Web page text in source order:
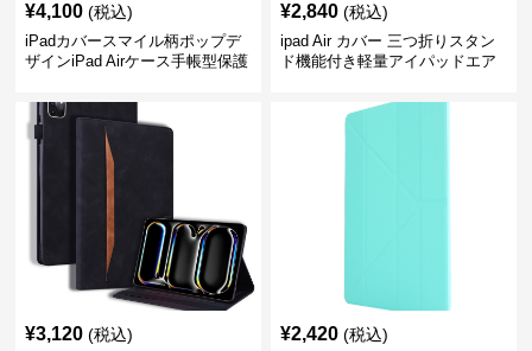
¥4,100 (税込)
iPadカバースマイル柄ポップデ
ザインiPad Airケース手帳型保護
¥2,840 (税込)
ipad Air カバー 三つ折りスタン
ド機能付き軽量アイパッドエア
¥3,120 (税込) ¥2,420 (税込)